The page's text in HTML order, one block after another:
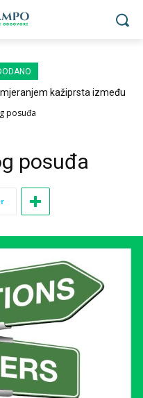
kažiprsta između
posuđa
posuđa